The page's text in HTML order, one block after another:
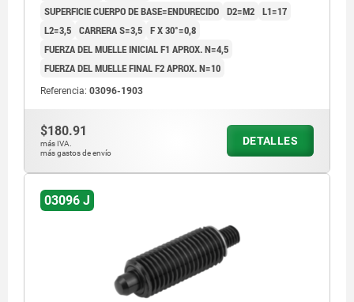
SUPERFICIE CUERPO DE BASE=ENDURECIDO D2=M2 L1=17
L2=3,5 CARRERA S=3,5 F X 30°=0,8
FUERZA DEL MUELLE INICIAL F1 APROX. N=4,5
FUERZA DEL MUELLE FINAL F2 APROX. N=10
Referencia: 03096-1903
$180.91
más IVA.
más gastos de envío
DETALLES
03096 J